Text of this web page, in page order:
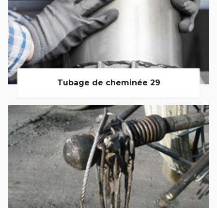
Tubage de cheminée 29